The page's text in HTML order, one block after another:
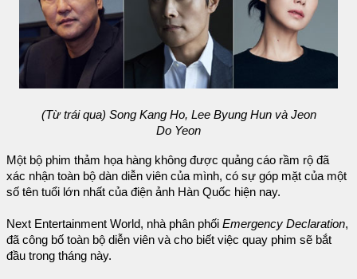
(Từ trái qua) Song Kang Ho, Lee Byung Hun và Jeon
Do Yeon
Một bộ phim thảm họa hàng không được quảng cáo rầm rộ đã
xác nhận toàn bộ dàn diễn viên của mình, có sự góp mặt của một
số tên tuổi lớn nhất của điện ảnh Hàn Quốc hiện nay.
Next Entertainment World, nhà phân phối Emergency Declaration,
đã công bố toàn bộ diễn viên và cho biết việc quay phim sẽ bắt
đầu trong tháng này.